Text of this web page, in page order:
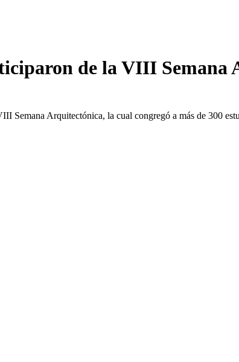
de la VIII
Semana Arquitectónica, la cual congregó a más de 300